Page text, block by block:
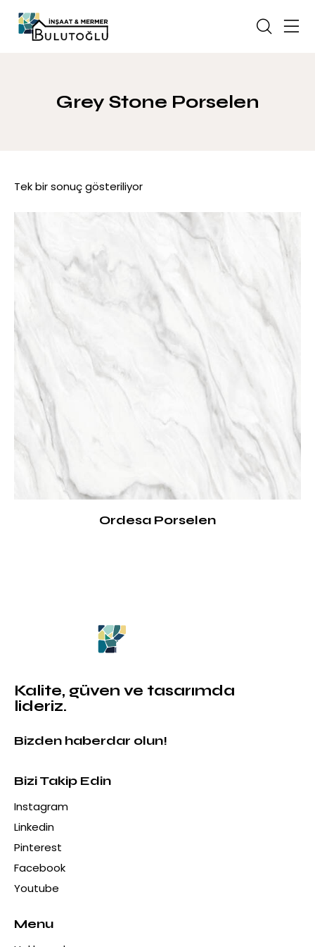
Grey Stone Porselen
Tek bir sonuç gösteriliyor
Ordesa Porselen
Kalite, güven ve tasarımda
lideriz.
Bizden haberdar olun!
Bizi Takip Edin
Instagram
Linkedin
Pinterest
Facebook
Youtube
Menu